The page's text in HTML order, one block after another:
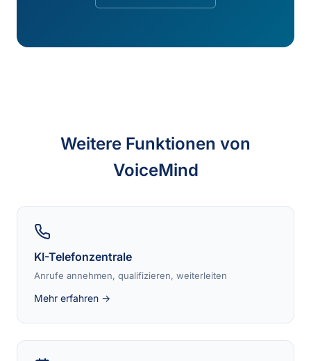
Weitere Funktionen von
VoiceMind
KI-Telefonzentrale
Anrufe annehmen, qualifizieren, weiterleiten
Mehr erfahren →